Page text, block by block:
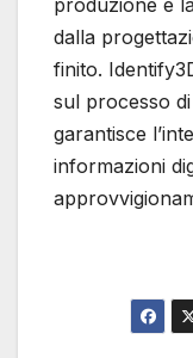
produzione e
dalla
finito.
sul processo
garantisce
informazioni